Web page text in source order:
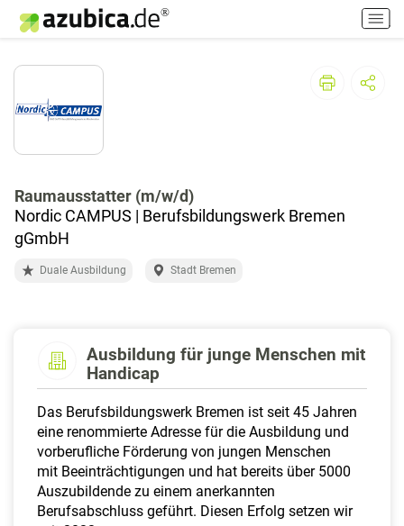
H
a
p
s
h
Raumausstatter (m/w/d)
Nordic CAMPUS | Berufsbildungswerk Bremen
gGmbH
Duale Ausbildung Stadt Bremen
Ausbildung für junge Menschen mit
Handicap
Das Berufsbildungswerk Bremen ist seit 45 Jahren
eine renommierte Adresse für die Ausbildung und
vorberufliche Förderung von jungen Menschen
mit Beeinträchtigungen und hat bereits über 5000
Auszubildende zu einem anerkannten
Berufsabschluss geführt. Diesen Erfolg setzen wir